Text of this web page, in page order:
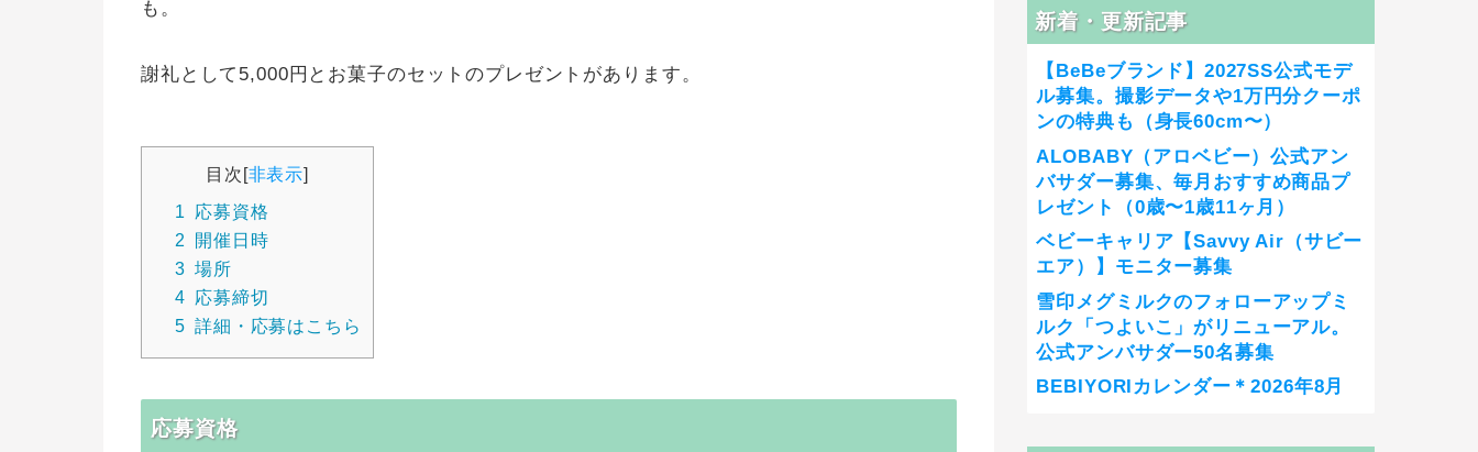
も。
謝礼として5,000円とお菓子のセットのプレゼントがあります。
目次[非表示]
1
応募資格
2
開催日時
3 場所
4 応募締切
5 詳細・応募はこちら
応募資格
新着・更新記事
【BeBeブランド】2027SS公式モデ
ル募集。撮影データや1万円分クーポ
ンの特典も（身長60cm〜）
ALOBABY（アロベビー）公式アン
バサダー募集、毎月おすすめ商品プ
レゼント（0歳〜1歳11ヶ月）
ベビーキャリア【Savvy Air（サビー
エア）】モニター募集
雪印メグミルクのフォローアップミ
ルク「つよいこ」がリニューアル。
公式アンバサダー50名募集
BEBIYORIカレンダー＊2026年8月